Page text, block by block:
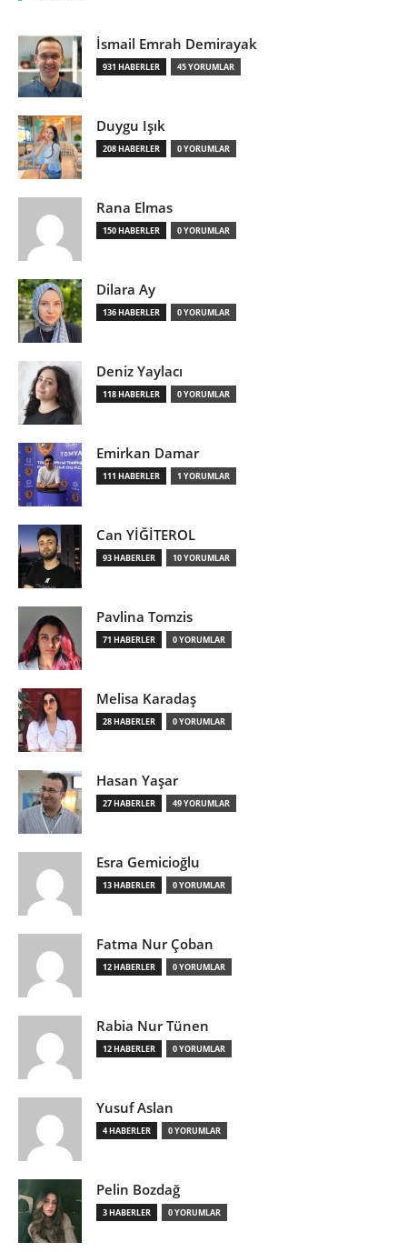
İsmail Emrah Demirayak
931 HABERLER 45 YORUMLAR
Duygu Işık
208 HABERLER 0 YORUMLAR
Rana Elmas
150 HABERLER 0 YORUMLAR
Dilara Ay
136 HABERLER 0 YORUMLAR
Deniz Yaylacı
118 HABERLER 0 YORUMLAR
Emirkan Damar
111 HABERLER 1 YORUMLAR
Can YİĞİTEROL
93 HABERLER 10 YORUMLAR
Pavlina Tomzis
71 HABERLER 0 YORUMLAR
Melisa Karadaş
28 HABERLER 0 YORUMLAR
Hasan Yaşar
27 HABERLER 49 YORUMLAR
Esra Gemicioğlu
13 HABERLER 0 YORUMLAR
Fatma Nur Çoban
12 HABERLER 0 YORUMLAR
Rabia Nur Tünen
12 HABERLER 0 YORUMLAR
Yusuf Aslan
4 HABERLER 0 YORUMLAR
Pelin Bozdağ
3 HABERLER 0 YORUMLAR